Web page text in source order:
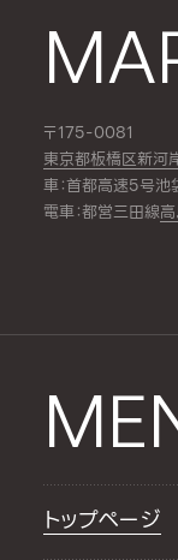
〒175-0081
東京都板橋区新
車：首都高速5号
電車：都営三田線
トップページ